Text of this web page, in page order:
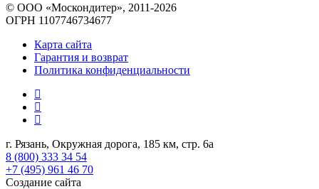
© ООО «Москондитер», 2011-2026
ОГРН 1107746734677
Карта сайта
Гарантия и возврат
Политика конфиденциальности
г. Рязань, Окружная дорога, 185 км, стр. 6а
8 (800) 333 34 54
+7 (495) 961 46 70
Создание сайта